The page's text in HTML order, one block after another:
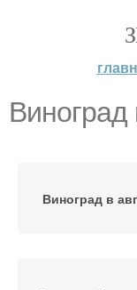
Виноград
Виноград в